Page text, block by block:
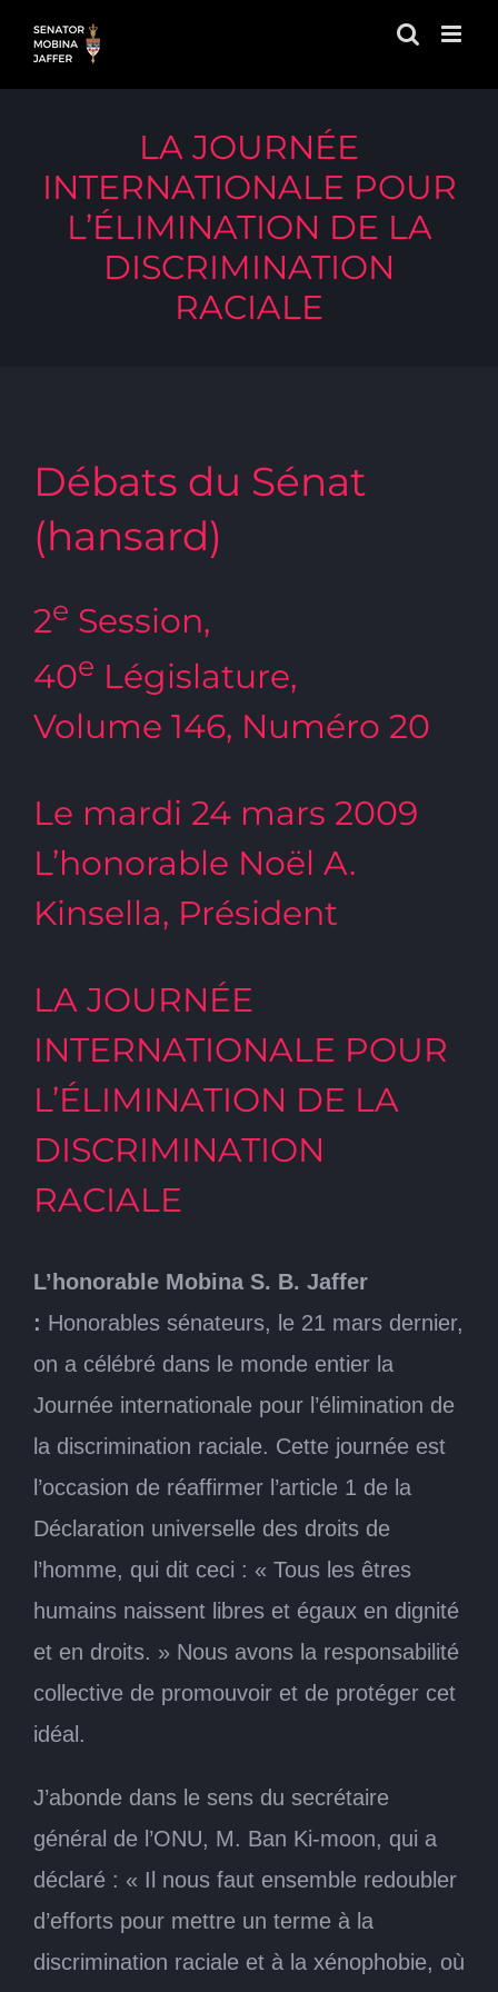
LA JOURNÉE
INTERNATIONALE POUR
L’ÉLIMINATION DE LA
DISCRIMINATION
RACIALE
Débats du Sénat
(hansard)
2e Session,
40e Législature,
Volume 146, Numéro 20
Le mardi 24 mars 2009
L’honorable Noël A.
Kinsella, Président
LA JOURNÉE
INTERNATIONALE POUR
L’ÉLIMINATION DE LA
DISCRIMINATION
RACIALE
L’honorable Mobina S. B. Jaffer
: Honorables sénateurs, le 21 mars dernier,
on a célébré dans le monde entier la
Journée internationale pour l’élimination de
la discrimination raciale. Cette journée est
l’occasion de réaffirmer l’article 1 de la
Déclaration universelle des droits de
l’homme, qui dit ceci : « Tous les êtres
humains naissent libres et égaux en dignité
et en droits. » Nous avons la responsabilité
collective de promouvoir et de protéger cet
idéal.
J’abonde dans le sens du secrétaire
général de l’ONU, M. Ban Ki-moon, qui a
déclaré : « Il nous faut ensemble redoubler
d’efforts pour mettre un terme à la
discrimination raciale et à la xénophobie, où